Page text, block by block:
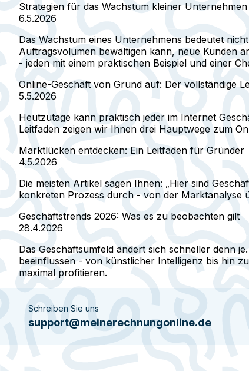
Strategien für das Wachstum kleiner Unternehmen
6.5.2026
Das Wachstum eines Unternehmens bedeutet
Auftragsvolumen bewältigen kann, neue Kunden
- jeden mit einem praktischen Beispiel und einer
Online-Geschäft von Grund auf: Der vollständige
5.5.2026
Heutzutage kann praktisch jeder im Internet
Leitfaden zeigen wir Ihnen drei Hauptwege zum
Marktlücken entdecken: Ein Leitfaden für Gründer
4.5.2026
Die meisten Artikel sagen Ihnen: „Hier sind
konkreten Prozess durch - von der Marktanalyse
Geschäftstrends 2026: Was es zu beobachten gilt
28.4.2026
Das Geschäftsumfeld ändert sich schneller denn
beeinflussen - von künstlicher Intelligenz bis hin
maximal profitieren.
Schreiben Sie uns
support@meinerechnungonline.de